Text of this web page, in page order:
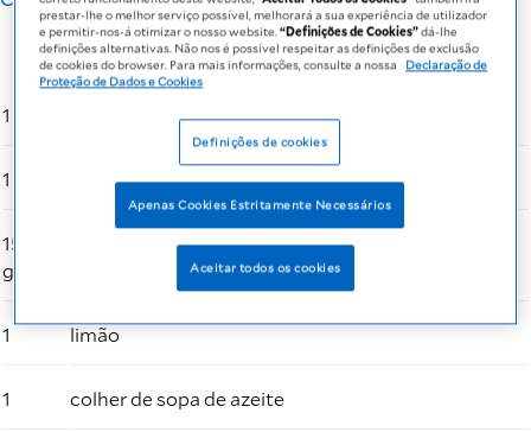
1 frasco de Fresubin PRO Drink Sabor Neutro
1 cebola pequena
150
g
1 limão
1 colher de sopa de azeite
prestar-lhe o melhor serviço possível, melhorará a sua experiência de utilizador
e permitir-nos-á otimizar o nosso website.“Definições de Cookies”dá-lhe
definições alternativas. Não nos é possível respeitar as definições de exclusão
de cookies do browser. Para mais informações, consulte a nossa
Declaração de
Proteção de Dados e Cookies
Definições de cookies
Apenas Cookies Estritamente Necessários
Aceitar todos os cookies